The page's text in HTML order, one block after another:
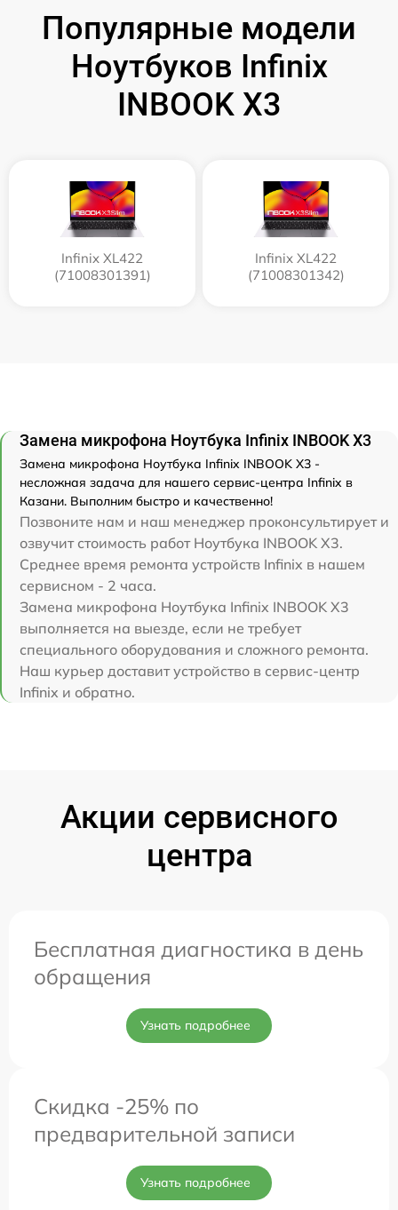
Популярные модели
Ноутбуков Infinix
INBOOK X3
Infinix XL422
(71008301391)
Infinix XL422
(71008301342)
Замена микрофона Ноутбука Infinix INBOOK X3
Замена микрофона Ноутбука Infinix INBOOK X3 -
несложная задача для нашего сервис-центра Infinix в
Казани. Выполним быстро и качественно!
Позвоните нам и наш менеджер проконсультирует и
озвучит стоимость работ Ноутбука INBOOK X3.
Среднее время ремонта устройств Infinix в нашем
сервисном - 2 часа.
Замена микрофона Ноутбука Infinix INBOOK X3
выполняется на выезде, если не требует
специального оборудования и сложного ремонта.
Наш курьер доставит устройство в сервис-центр
Infinix и обратно.
Акции сервисного
центра
Бесплатная диагностика в день
обращения
Узнать подробнее
Скидка -25% по
предварительной записи
Узнать подробнее